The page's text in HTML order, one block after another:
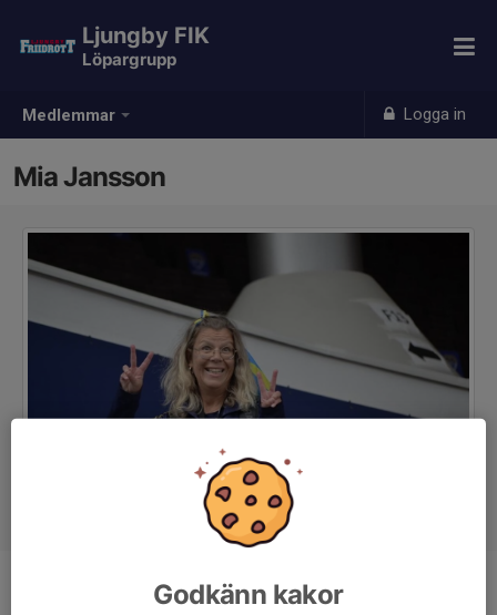
Medlemmar Logga in
Ljungby FIK
Löpargrupp
Mia Jansson
Tränare
Godkänn kakor